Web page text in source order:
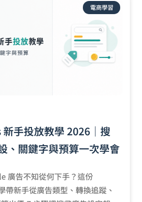
電商學習
手投放教學 2026｜搜
、關鍵字與預算一次學會
廣告不知從何下手？這份
帶新手從廣告類型、轉換追蹤、